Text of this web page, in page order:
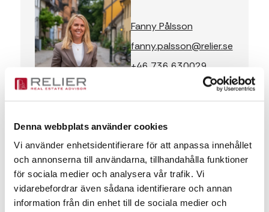
Denna webbplats använder cookies
Vi använder enhetsidentifierare för att anpassa innehållet
och annonserna till användarna, tillhandahålla funktioner
för sociala medier och analysera vår trafik. Vi
vidarebefordrar även sådana identifierare och annan
information från din enhet till de sociala medier och
Fanny Pålsson
fanny.palsson@relier.se
+46 736 630029